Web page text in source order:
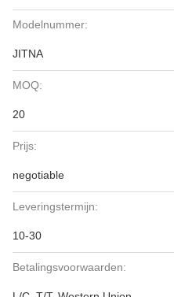
Modelnummer:
JITNA
MOQ:
20
Prijs:
negotiable
Leveringstermijn:
10-30
Betalingsvoorwaarden: